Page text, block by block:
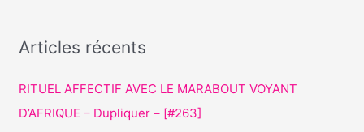
Articles récents
RITUEL AFFECTIF AVEC LE MARABOUT VOYANT
D’AFRIQUE – Dupliquer – [#263]